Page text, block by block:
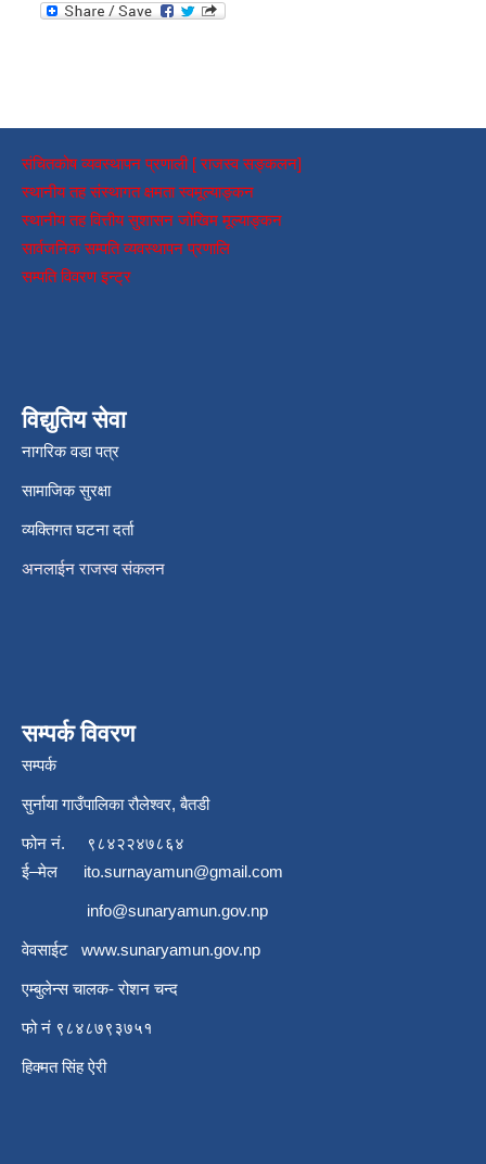
संचितकोष व्यवस्थापन प्रणाली [ राजस्व सङ्कलन]
स्थानीय तह संस्थागत क्षमता स्वमूल्याङ्कन
स्थानीय तह वित्तीय सुशासन जोखिम मूल्याङ्कन
सार्वजनिक सम्पति व्यवस्थापन प्रणालि
सम्पति विवरण इन्ट्र
विद्युतिय सेवा
नागरिक वडा पत्र
सामाजिक सुरक्षा
व्यक्तिगत घटना दर्ता
अनलाईन राजस्व संकलन
सम्पर्क विवरण
सम्पर्क
सुर्नाया गाउँपालिका रौलेश्वर, बैतडी
फोन नं.
९८४२२४७८६४
ई–मेल ito.surnayamun@gmail.com
info@sunaryamun.gov.np
वेवसाईट www.sunaryamun.gov.np
एम्बुलेन्स चालक- रोशन चन्द
फो नं ९८४८७९३७५१
हिक्मत सिंह ऐरी